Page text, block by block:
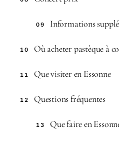
09 Informations
10 Où acheter pastèque à
11 Que visiter en Essonne
12 Questions fréquentes
13 Que faire en